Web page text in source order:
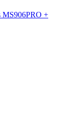
MS906PRO +